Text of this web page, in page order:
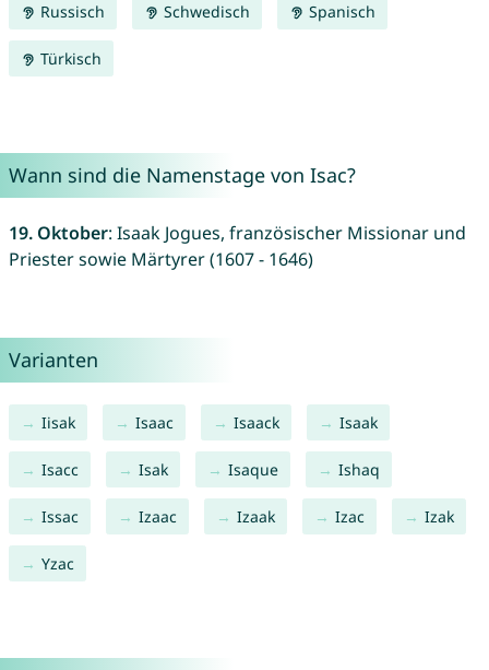
Russisch Schwedisch Spanisch
Türkisch
Wann sind die Namenstage von Isac?
19. Oktober: Isaak Jogues, französischer Missionar und
Priester sowie Märtyrer (1607 - 1646)
Varianten
Iisak Isaac Isaack Isaak
Isacc Isak Isaque Ishaq
Issac Izaac Izaak Izac Izak
Yzac